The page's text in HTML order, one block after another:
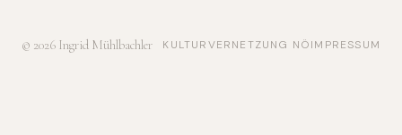
© 2026 Ingrid Mühlbachler KULTURVERNETZUNG NÖIMPRESSUM